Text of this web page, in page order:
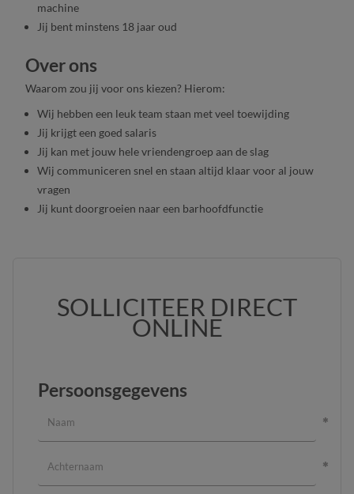
machine
Jij bent minstens 18 jaar oud
Over ons
Waarom zou jij voor ons kiezen? Hierom:
Wij hebben een leuk team staan met veel toewijding
Jij krijgt een goed salaris
Jij kan met jouw hele vriendengroep aan de slag
Wij communiceren snel en staan altijd klaar voor al jouw
vragen
Jij kunt doorgroeien naar een barhoofdfunctie
SOLLICITEER DIRECT
ONLINE
Persoonsgegevens